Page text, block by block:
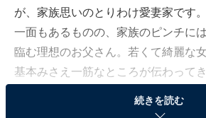
が、家族思いのとりわけ愛妻家です
一面もあるものの、家族のピンチに
臨む理想のお父さん。若くて綺麗な
基本みさえ一筋なところが伝わってき
続きを読む